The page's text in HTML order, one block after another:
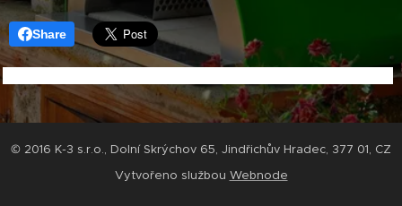
Share
© 2016 K-3 s.r.o., Dolní Skrýchov 65, Jindřichův Hradec, 377 01, CZ
Vytvořeno službou Webnode